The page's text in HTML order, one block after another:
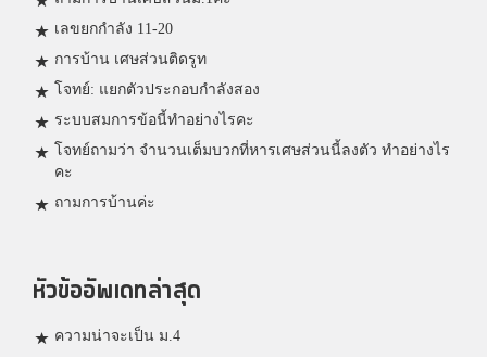
เลขยกกำลัง 11-20
การบ้าน เศษส่วนติดรูท
โจทย์: แยกตัวประกอบกำลังสอง
ระบบสมการข้อนี้ทำอย่างไรคะ
โจทย์ถามว่า จำนวนเต็มบวกที่หารเศษส่วนนี้ลงตัว ทำอย่างไร
คะ
ถามการบ้านค่ะ
หัวข้ออัพเดทล่าสุด
ความน่าจะเป็น ม.4